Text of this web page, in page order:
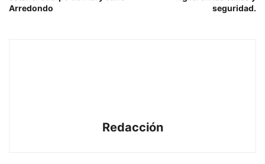
Arredondo
seguridad.
Redacción